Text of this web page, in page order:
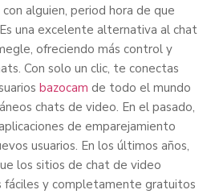
alguien, period hora de que
una excelente alternativa al chat
ofreciendo más control y
Con solo un clic, te conectas
bazocam de todo el mundo
chats de video. En el pasado,
de emparejamiento
usuarios. En los últimos años,
los sitios de chat de video
fáciles y completamente gratuitos